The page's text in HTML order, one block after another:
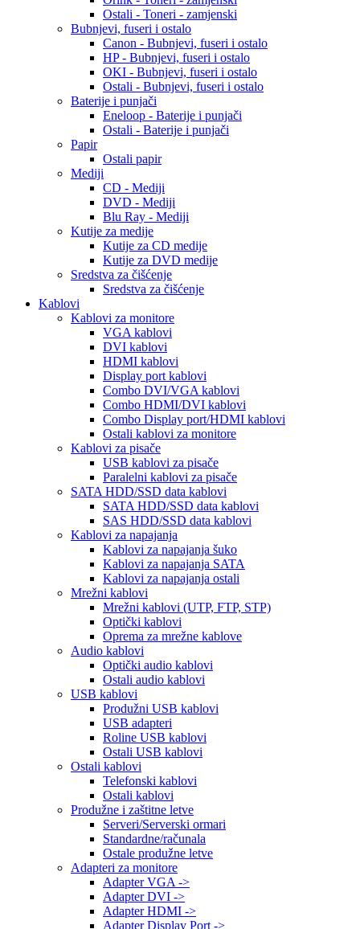
Ostali - Toneri - zamjenski
Bubnjevi, fuseri i ostalo
Canon - Bubnjevi, fuseri i ostalo
HP - Bubnjevi, fuseri i ostalo
OKI - Bubnjevi, fuseri i ostalo
Ostali - Bubnjevi, fuseri i ostalo
Baterije i punjači
Eneloop - Baterije i punjači
Ostali - Baterije i punjači
Papir
Ostali papir
Mediji
CD - Mediji
DVD - Mediji
Blu Ray - Mediji
Kutije za medije
Kutije za CD medije
Kutije za DVD medije
Sredstva za čišćenje
Sredstva za čišćenje
Kablovi
Kablovi za monitore
VGA kablovi
DVI kablovi
HDMI kablovi
Display port kablovi
Combo DVI/VGA kablovi
Combo HDMI/DVI kablovi
Combo Display port/HDMI kablovi
Ostali kablovi za monitore
Kablovi za pisače
USB kablovi za pisače
Paralelni kablovi za pisače
SATA HDD/SSD data kablovi
SATA HDD/SSD data kablovi
SAS HDD/SSD data kablovi
Kablovi za napajanja
Kablovi za napajanja šuko
Kablovi za napajanja SATA
Kablovi za napajanja ostali
Mrežni kablovi
Mrežni kablovi (UTP, FTP, STP)
Optički kablovi
Oprema za mrežne kablove
Audio kablovi
Optički audio kablovi
Ostali audio kablovi
USB kablovi
Produžni USB kablovi
USB adapteri
Roline USB kablovi
Ostali USB kablovi
Ostali kablovi
Telefonski kablovi
Ostali kablovi
Produžne i zaštitne letve
Serveri/Serverski ormari
Standardne/računala
Ostale produžne letve
Adapteri za monitore
Adapter VGA ->
Adapter DVI ->
Adapter HDMI ->
Adapter Display Port ->